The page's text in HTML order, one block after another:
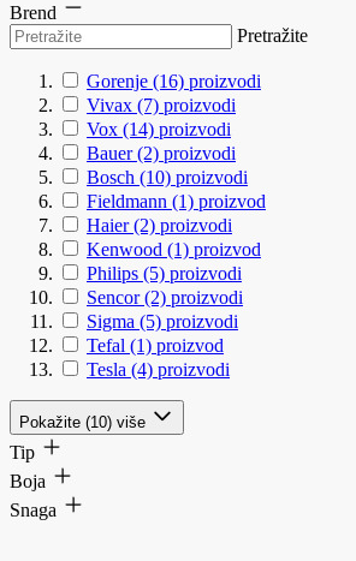
Brend
Pretražite
Gorenje (16) proizvodi
Vivax (7) proizvodi
Vox (14) proizvodi
Bauer (2) proizvodi
Bosch (10) proizvodi
Fieldmann (1) proizvod
Haier (2) proizvodi
Kenwood (1) proizvod
Philips (5) proizvodi
Sencor (2) proizvodi
Sigma (5) proizvodi
Tefal (1) proizvod
Tesla (4) proizvodi
Pokažite (10) više
Tip
Boja
Snaga